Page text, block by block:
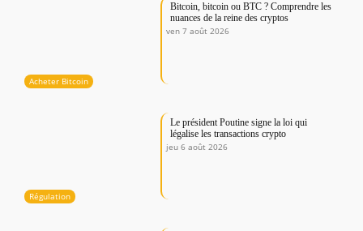
Acheter Bitcoin
Bitcoin, bitcoin ou BTC ? Comprendre les
nuances de la reine des cryptos
ven 7 août 2026
Régulation
Le président Poutine signe la loi qui
légalise les transactions crypto
jeu 6 août 2026